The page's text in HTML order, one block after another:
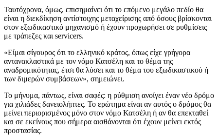
Ταυτόχρονα, όμως, επισημαίνει ότι το επόμενο μεγάλο πεδίο θα
είναι η διεκδίκηση αντίστοιχης μεταχείρισης από όσους βρίσκονται
στον εξωδικαστικό μηχανισμό ή έχουν προχωρήσει σε ρυθμίσεις
με τράπεζες και servicers.
«Είμαι σίγουρος ότι το ελληνικό κράτος, όπως είχε γρήγορα
αντανακλαστικά με τον νόμο Κατσέλη και το θέμα της
αναδρομικότητας, έτσι θα λύσει και το θέμα του εξωδικαστικού ή
των διμερών συμβάσεων», σημειώνει.
Το μήνυμα, πάντως, είναι σαφές: η ρύθμιση ανοίγει έναν νέο δρόμο
για χιλιάδες δανειολήπτες. Το ερώτημα είναι αν αυτός ο δρόμος θα
μείνει περιορισμένος μόνο στον νόμο Κατσέλη ή αν θα επεκταθεί
και σε εκείνους που σήμερα αισθάνονται ότι έχουν μείνει εκτός
προστασίας.